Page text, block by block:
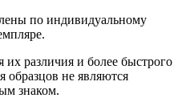
по индивидуальному
различия и более быстрого
образцов не являются
знаком.